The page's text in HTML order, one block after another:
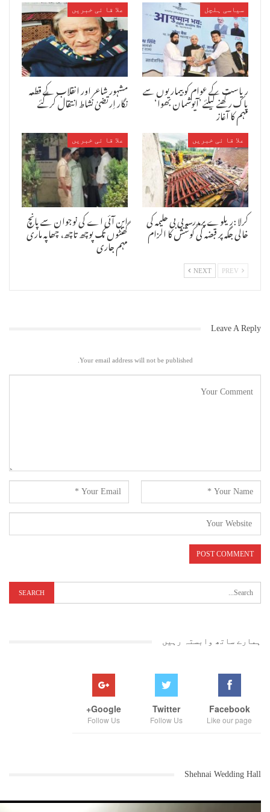
جس پر میونسپل کمشنر نپون ونائک نے کوآپٹ ممبر کی نامزدگی کے معاملے
میں میئر نند کمار گھوڑیلے سے موبائل پر بات کرکے فوری نامزدگی کرنے
کی درخواست کی۔ اس طرح دیگر مسائل کو بھی فوری حل کرنے کا تیقن دیا۔ اس
موقع پر گروپ لیڈر ناصر صدیقی کارپوریٹر ابوالحسن ہاشمی ، عظیم خان،
رفیق چیتا، وغیرہ موجود تھے۔ واضح رہے کہ اورنگ آبا دمیونسپل
کارپوریشن کی تاریخ میں شاہد یہ پہلا موقع ہے کہ جب میونسپل کمشنر خود
اپوزیشن لیڈر کی کیبن میں آکرشہر یان کے مختلف مسائل اور ترقیاتی
کاموں کے تعلق سے تبادلہ خیال کیا ۔
سیاسی ہلچل
ریاست کے عوام کو بیماریوں سے
پاک رکھنے کیلئے ’آیوشمان بھوا‘
مہم کا آغاز
علا قا ئی خبریں
مشہور شاعر اور انقلاب کے قطعہ
نگار اِرتضیٰ نشاط انتقال کرگئے
علا قا ئی خبریں
کرلا :ریلوے پرمدرسہ بی بی حلیمہ کی
خالی جگہ پر قبضہ کی کوشش کا الزام
علا قا ئی خبریں
این آئی اے کی نوجوان سے پانچ
گھنٹوں تک پوچھ تاچھ، چھاپہ ماری
مہم جاری
NEXT
Leave A Reply
Your email address will not be published.
ہمارے ساتھ وابستہ رہیں
Facebook
Like our page
Twitter
Follow Us
Google+
Follow Us
Shehnai Wedding Hall